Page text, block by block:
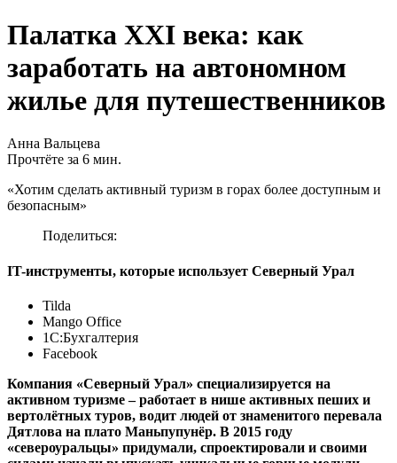
Палатка XXI века: как
заработать на автономном
жилье для путешественников
Анна Вальцева
Прочтёте за 6 мин.
«Хотим сделать активный туризм в горах более доступным и
безопасным»
Поделиться:
IT-инструменты, которые использует Северный Урал
Tilda
Mango Office
1C:Бухгалтерия
Facebook
Компания «Северный Урал» специализируется на
активном туризме – работает в нише активных пеших и
вертолётных туров, водит людей от знаменитого перевала
Дятлова на плато Маньпупунёр. В 2015 году
«североуральцы» придумали, спроектировали и своими